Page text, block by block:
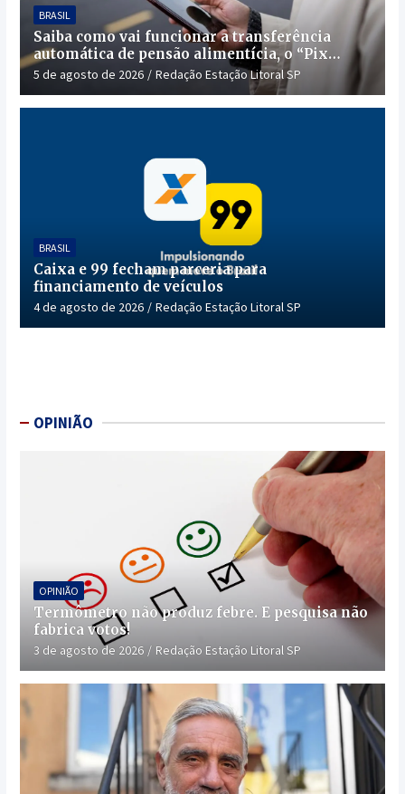
BRASIL
Saiba como vai funcionar a transferência
automática de pensão alimentícia, o “Pix
Pensão”
5 de agosto de 2026 Redação Estação Litoral SP
BRASIL
Caixa e 99 fecham parceria para
financiamento de veículos
4 de agosto de 2026 Redação Estação Litoral SP
OPINIÃO
OPINIÃO
Termômetro não produz febre. E pesquisa não
fabrica votos!
3 de agosto de 2026 Redação Estação Litoral SP